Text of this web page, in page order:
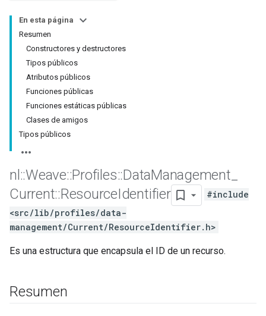
En esta página
Resumen
Constructores y destructores
Tipos públicos
Atributos públicos
Funciones públicas
Funciones estáticas públicas
Clases de amigos
Tipos públicos
nl ::Weave::Profiles::DataManagement
Current::ResourceIdentifier
#include
<src/lib/profiles/data-
management/Current/ResourceIdentifier.h>
Es una estructura que encapsula el ID de un recurso.
Resumen